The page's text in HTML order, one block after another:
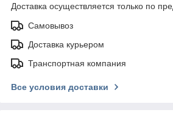
Доставка осуществляется только по
Самовывоз
Доставка курьером
Транспортная компания
Все условия доставки